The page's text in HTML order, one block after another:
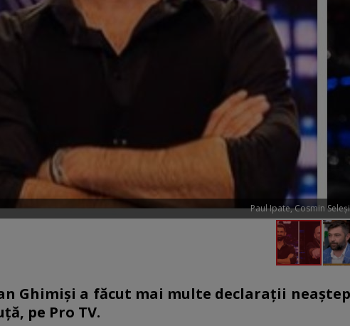
Paul Ipate, Cosmin
Ghimiși a făcut mai multe declarații
pe Pro TV.